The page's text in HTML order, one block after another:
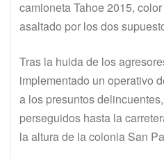
camioneta Tahoe 2015,
asaltado por los dos
Tras la huida de los
implementado un operativo
a los presuntos
perseguidos hasta la
la altura de la colonia San